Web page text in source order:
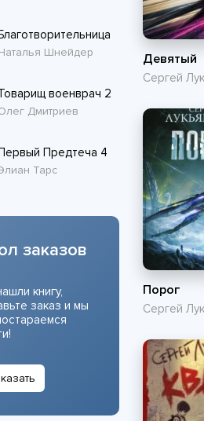
Девятый
Сергей
Порог
Сергей
Шнейдер
военврач 2
Дмитриев
Предтеча 4
Тарс
заказов
книгу,
заказ и мы